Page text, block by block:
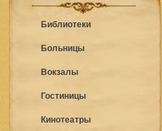
Библиотеки
Больницы
Вокзалы
Гостиницы
Кинотеатры